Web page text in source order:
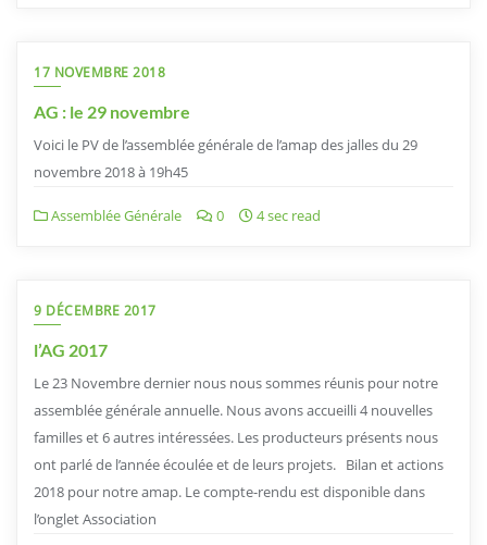
17 NOVEMBRE 2018
AG : le 29 novembre
Voici le PV de l’assemblée générale de l’amap des jalles du 29
novembre 2018 à 19h45
Assemblée Générale 0 4 sec read
9 DÉCEMBRE 2017
l’AG 2017
Le 23 Novembre dernier nous nous sommes réunis pour notre
assemblée générale annuelle. Nous avons accueilli 4 nouvelles
familles et 6 autres intéressées. Les producteurs présents nous
ont parlé de l’année écoulée et de leurs projets. Bilan et actions
2018 pour notre amap. Le compte-rendu est disponible dans
l’onglet Association